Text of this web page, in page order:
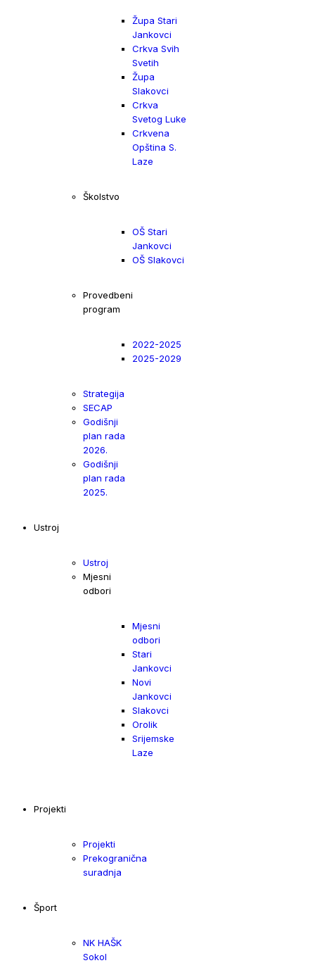
Župa Stari
Jankovci
Crkva Svih
Svetih
Župa
Slakovci
Crkva
Svetog Luke
Crkvena
Opština S.
Laze
Školstvo
OŠ Stari
Jankovci
OŠ Slakovci
Provedbeni
program
2022-2025
2025-2029
Strategija
SECAP
Godišnji
plan rada
2026.
Godišnji
plan rada
2025.
Ustroj
Ustroj
Mjesni
odbori
Mjesni
odbori
Stari
Jankovci
Novi
Jankovci
Slakovci
Orolik
Srijemske
Laze
Projekti
Projekti
Prekogranična
suradnja
Šport
NK HAŠK
Sokol